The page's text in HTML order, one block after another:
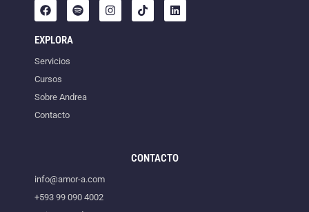
EXPLORA
Servicios
Cursos
Sobre Andrea
Contacto
CONTACTO
info@amor-a.com
+593 99 090 4002